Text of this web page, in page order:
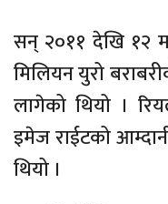
सन् २०११ देखि १२
मिलियन युरो
लागेको थियो ।
इमेज राईटको
थियो ।